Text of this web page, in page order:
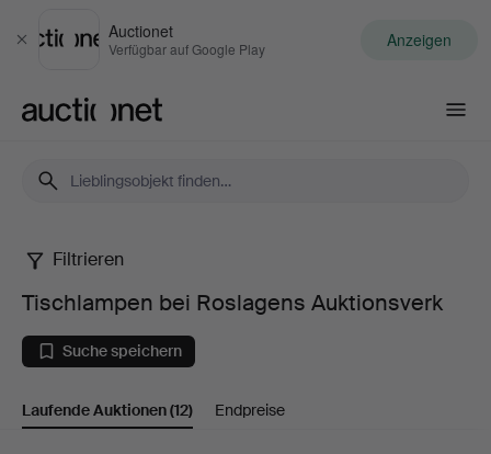
Schließen
Auctionet
Verfügbar auf Google Play Anzeigen
Tischlampen
bei
Roslagens
Auktionsverk
Filtrieren
Tischlampen bei Roslagens Auktionsverk
Suche speichern
Laufende Auktionen(12) Endpreise